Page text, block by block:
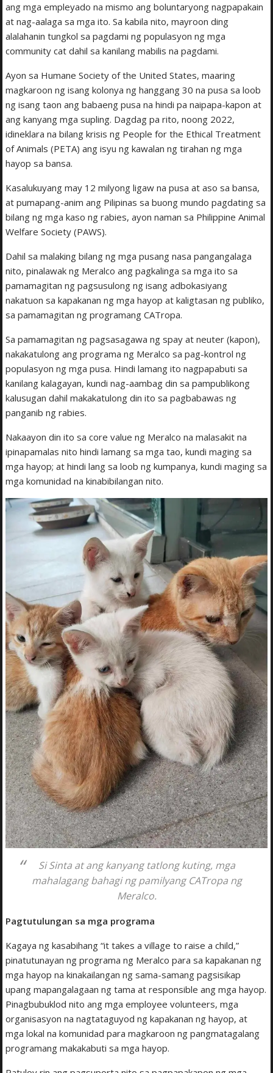
ang mga empleyado na mismo ang boluntaryong nagpapakain
at nag-aalaga sa mga ito. Sa kabila nito, mayroon ding
alalahanin tungkol sa pagdami ng populasyon ng mga
community cat dahil sa kanilang mabilis na pagdami.
Ayon sa Humane Society of the United States, maaring
magkaroon ng isang kolonya ng hanggang 30 na pusa sa loob
ng isang taon ang babaeng pusa na hindi pa naipapa-kapon at
ang kanyang mga supling. Dagdag pa rito, noong 2022,
idineklara na bilang krisis ng People for the Ethical Treatment
of Animals (PETA) ang isyu ng kawalan ng tirahan ng mga
hayop sa bansa.
Kasalukuyang may 12 milyong ligaw na pusa at aso sa bansa,
at pumapang-anim ang Pilipinas sa buong mundo pagdating sa
bilang ng mga kaso ng rabies, ayon naman sa Philippine Animal
Welfare Society (PAWS).
Dahil sa malaking bilang ng mga pusang nasa pangangalaga
nito, pinalawak ng Meralco ang pagkalinga sa mga ito sa
pamamagitan ng pagsusulong ng isang adbokasiyang
nakatuon sa kapakanan ng mga hayop at kaligtasan ng publiko,
sa pamamagitan ng programang CATropa.
Sa pamamagitan ng pagsasagawa ng spay at neuter (kapon),
nakakatulong ang programa ng Meralco sa pag-kontrol ng
populasyon ng mga pusa. Hindi lamang ito nagpapabuti sa
kanilang kalagayan, kundi nag-aambag din sa pampublikong
kalusugan dahil makakatulong din ito sa pagbabawas ng
panganib ng rabies.
Nakaayon din ito sa core value ng Meralco na malasakit na
ipinapamalas nito hindi lamang sa mga tao, kundi maging sa
mga hayop; at hindi lang sa loob ng kumpanya, kundi maging sa
mga komunidad na kinabibilangan nito.
Si Sinta at ang kanyang tatlong kuting, mga
mahalagang bahagi ng pamilyang CATropa ng
Meralco.
Pagtutulungan sa mga programa
Kagaya ng kasabihang “it takes a village to raise a child,”
pinatutunayan ng programa ng Meralco para sa kapakanan ng
mga hayop na kinakailangan ng sama-samang pagsisikap
upang mapangalagaan ng tama at responsible ang mga hayop.
Pinagbubuklod nito ang mga employee volunteers, mga
organisasyon na nagtataguyod ng kapakanan ng hayop, at
mga lokal na komunidad para magkaroon ng pangmatagalang
programang makakabuti sa mga hayop.